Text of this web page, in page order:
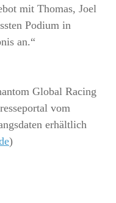
mit Thomas, Joel
Podium in
an.“
Global Racing
vom
erhältlich
)